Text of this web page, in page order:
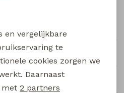
en vergelijkbare
te
cookies zorgen we
Daarnaast
met 2 partners